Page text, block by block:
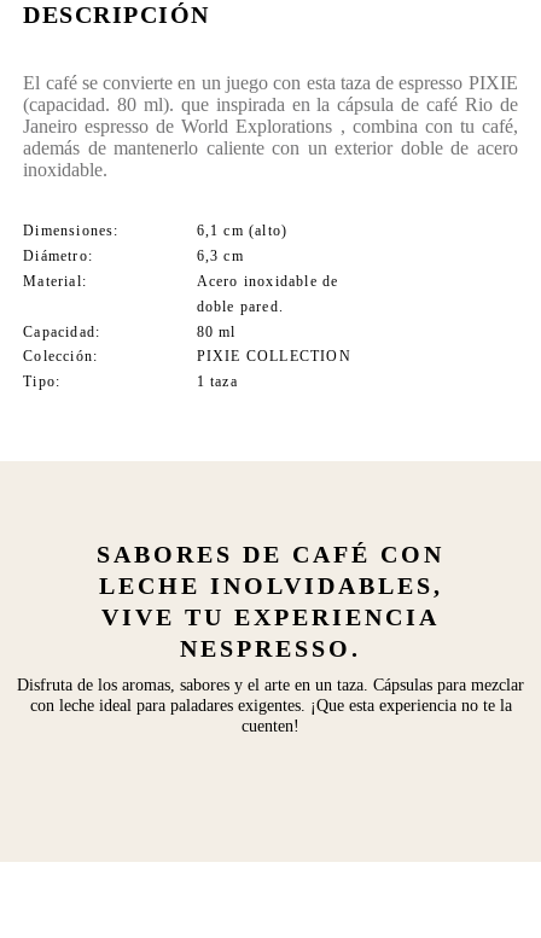
DESCRIPCIÓN
El café se convierte en un juego con esta taza de espresso PIXIE
(capacidad. 80 ml). que inspirada en la cápsula de café Rio de
Janeiro espresso de World Explorations , combina con tu café,
además de mantenerlo caliente con un exterior doble de acero
inoxidable.
Dimensiones
6,1 cm (alto)
Diámetro
6,3 cm
Material
Acero inoxidable de
doble pared.
Capacidad
80 ml
Colección
PIXIE COLLECTION
Tipo
1 taza
SABORES DE CAFÉ CON
LECHE INOLVIDABLES,
VIVE TU EXPERIENCIA
NESPRESSO.
Disfruta de los aromas, sabores y el arte en un taza. Cápsulas para mezclar
con leche ideal para paladares exigentes. ¡Que esta experiencia no te la
cuenten!